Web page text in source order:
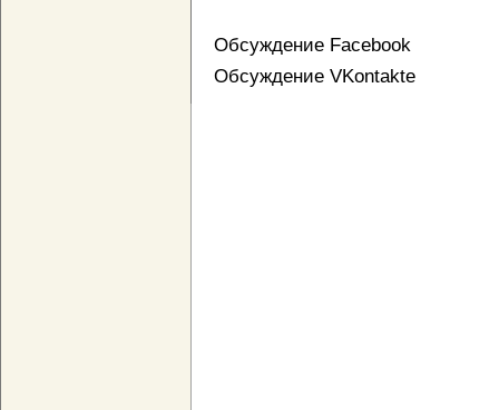
Обсуждение Facebook
Обсуждение VKontakte